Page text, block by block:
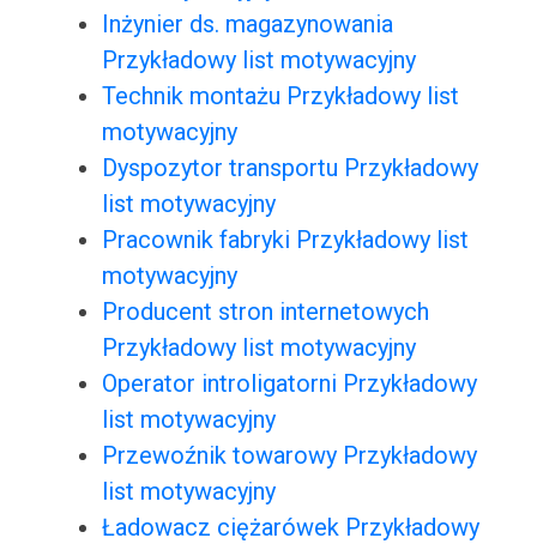
Inżynier ds. magazynowania
Przykładowy list motywacyjny
Technik montażu Przykładowy list
motywacyjny
Dyspozytor transportu Przykładowy
list motywacyjny
Pracownik fabryki Przykładowy list
motywacyjny
Producent stron internetowych
Przykładowy list motywacyjny
Operator introligatorni Przykładowy
list motywacyjny
Przewoźnik towarowy Przykładowy
list motywacyjny
Ładowacz ciężarówek Przykładowy